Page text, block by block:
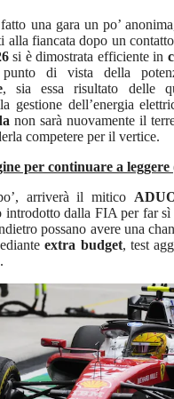
una gara un po’
alla fiancata dopo un
si è dimostrata efficiente in
di vista della
, sia essa risultato delle
gestione dell’energia
non sarà nuovamente il
competere per il vertice.
per continuare a leggere
arriverà il mitico
introdotto dalla FIA per far
possano avere una
extra budget, test